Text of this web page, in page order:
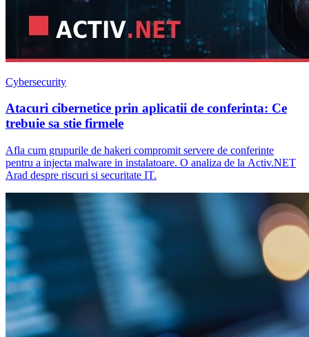
Cybersecurity
Atacuri cibernetice prin aplicatii de conferinta: Ce
trebuie sa stie firmele
Afla cum grupurile de hakeri compromit servere de conferinte
pentru a injecta malware in instalatoare. O analiza de la Activ.NET
Arad despre riscuri si securitate IT.